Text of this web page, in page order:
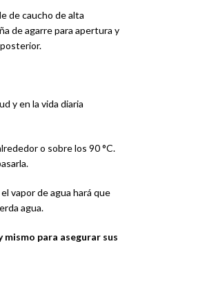
de caucho de alta
de agarre para apertura y
y en la vida diaria
o sobre los 90 °C.
vapor de agua hará que
agua.
para asegurar sus